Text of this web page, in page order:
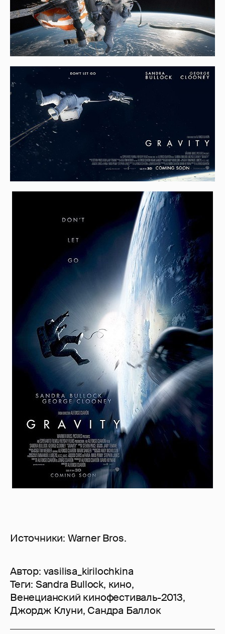
Источники: Warner Bros.
Автор: vasilisa_kirilochkina
Теги: Sandra Bullock, кино,
Венецианский кинофестиваль-2013,
Джордж Клуни, Сандра Баллок